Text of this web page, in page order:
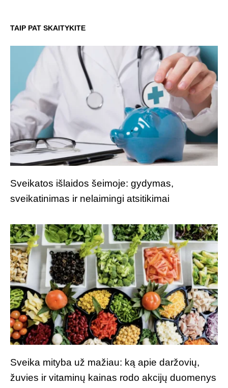
TAIP PAT SKAITYKITE
Sveikatos išlaidos šeimoje: gydymas,
sveikatinimas ir nelaimingi atsitikimai
Sveika mityba už mažiau: ką apie daržovių,
žuvies ir vitaminų kainas rodo akcijų duomenys